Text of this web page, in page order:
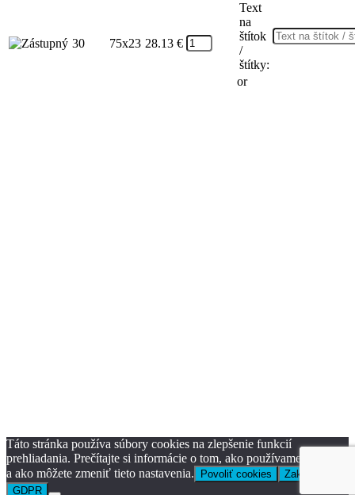
30 75x23 28.13 €
Text
na
štítok
/
štítky:
or
Táto stránka používa súbory cookies na zlepšenie funkcií
prehliadania. Prečítajte si informácie o tom, ako používame cookies
a ako môžete zmeniť tieto nastavenia.
Povoliť cookies
Zakázať
GDPR